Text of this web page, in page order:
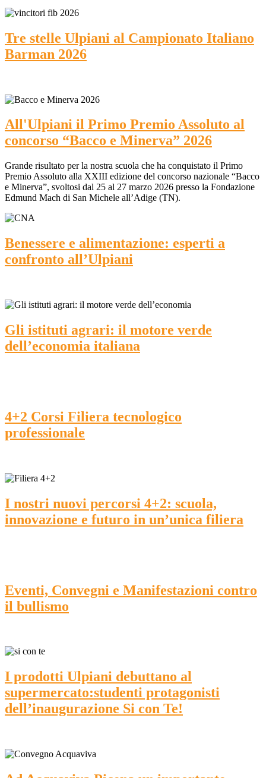
Tre stelle Ulpiani al Campionato Italiano
Barman 2026
All'Ulpiani il Primo Premio Assoluto al
concorso “Bacco e Minerva” 2026
Grande risultato per la nostra scuola che ha conquistato il Primo
Premio Assoluto alla XXIII edizione del concorso nazionale “Bacco
e Minerva”, svoltosi dal 25 al 27 marzo 2026 presso la Fondazione
Edmund Mach di San Michele all’Adige (TN).
Benessere e alimentazione: esperti a
confronto all’Ulpiani
Gli istituti agrari: il motore verde
dell’economia italiana
4+2 Corsi Filiera tecnologico
professionale
I nostri nuovi percorsi 4+2: scuola,
innovazione e futuro in un’unica filiera
Eventi, Convegni e Manifestazioni contro
il bullismo
I prodotti Ulpiani debuttano al
supermercato:studenti protagonisti
dell’inaugurazione Si con Te!